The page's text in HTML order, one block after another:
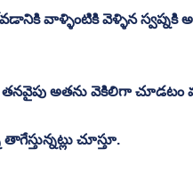
వాళ్ళింటికి వెళ్ళిన
అతను వెకిలిగా చూడటం
చూస్తూ.